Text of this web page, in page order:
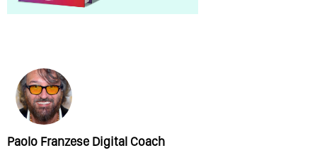
Paolo Franzese Digital Coach